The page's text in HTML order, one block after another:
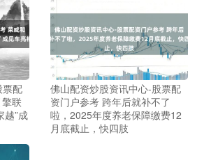
票配
联
越”成
佛山配资炒股资讯中心-股票配
资门户参考 跨年后就补不了
啦，2025年度养老保障缴费12
月底截止，快四肢